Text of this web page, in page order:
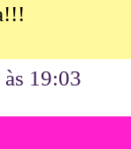
19:03